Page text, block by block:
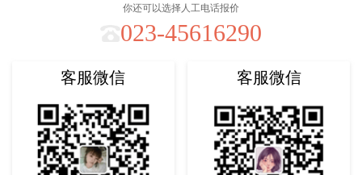
你还可以选择人工电话报价
023-45616290
客服微信 客服微信